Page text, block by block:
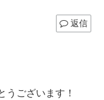
返信
うございます！